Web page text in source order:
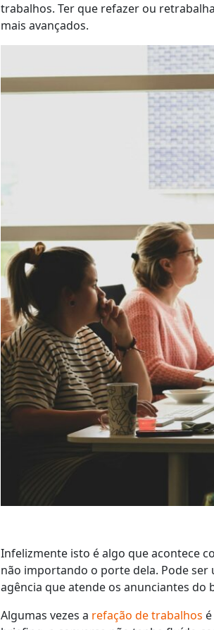
trabalhos. Ter que refazer ou
mais avançados.
Infelizmente isto é algo que acontece
não importando o porte dela. Pode
agência que atende os anunciantes do
Algumas vezes a refação de trabalhos